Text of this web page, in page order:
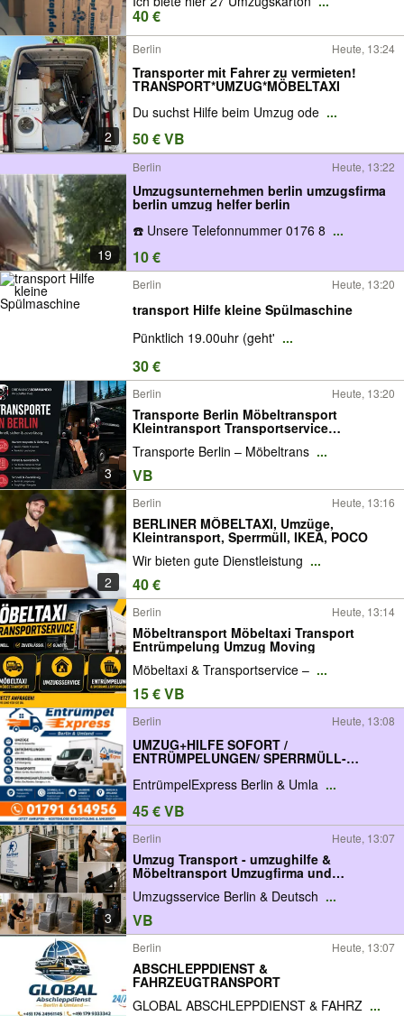
40 €
2
Berlin Heute, 13:24
Transporter mit Fahrer zu vermieten!
TRANSPORT*UMZUG*MÖBELTAXI
Du suchst Hilfe beim Umzug ode ...
50 € VB
19
Berlin Heute, 13:22
Umzugsunternehmen berlin umzugsfirma
berlin umzug helfer berlin
☎️ Unsere Telefonnummer 0176 8 ...
10 €
Berlin Heute, 13:20
transport Hilfe kleine Spülmaschine
Pünktlich 19.00uhr (geht' ...
30 €
3
Berlin Heute, 13:20
Transporte Berlin Möbeltransport
Kleintransport Transportservice
Lieferservice Lieferdienst
Umzugstransport Möbelkurier
Sperrguttransport Transportunternehmen
Transportfirma Be- und Entladen
Abholung
Transporte Berlin – Möbeltrans ...
VB
2
Berlin Heute, 13:16
BERLINER MÖBELTAXI, Umzüge,
Kleintransport, Sperrmüll, IKEA, POCO
Wir bieten gute Dienstleistung ...
40 €
Berlin Heute, 13:14
Möbeltransport Möbeltaxi Transport
Entrümpelung Umzug Moving
Möbeltaxi & Transportservice – ...
15 € VB
Berlin Heute, 13:08
UMZUG+HILFE SOFORT /
ENTRÜMPELUNGEN/ SPERRMÜLL-
EntrümpelExpress Berlin & Umla ...
45 € VB
3
Berlin Heute, 13:07
Umzug Transport - umzughilfe &
Möbeltransport Umzugfirma und
Möbeltaxi , Stressfreier Umzug in Berlin
Deutschlandweit..
Umzugsservice Berlin & Deutsch ...
VB
Berlin Heute, 13:07
ABSCHLEPPDIENST &
FAHRZEUGTRANSPORT
GLOBAL ABSCHLEPPDIENST & FAHRZ ...